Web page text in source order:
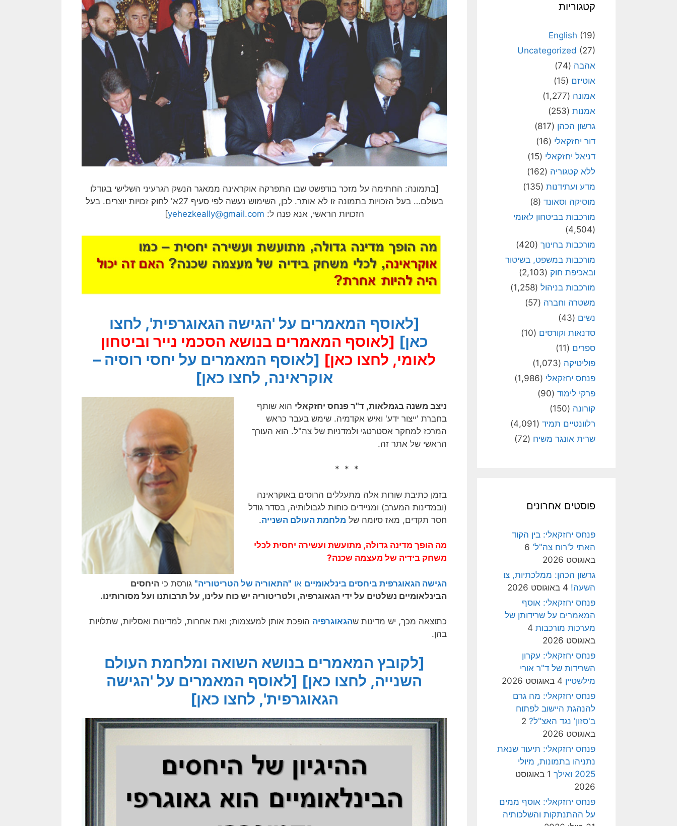
[בתמונה: החתימה על מזכר בודפשט שבו התפרקה אוקראינה ממאגר הנשק הגרעיני השלישי בגודלו
בעולם… בעל הזכויות בתמונה זו לא אותר. לכן, השימוש נעשה לפי סעיף 27א' לחוק זכויות יוצרים. בעל
הזכויות הראשי, אנא פנה ל: yehezkeally@gmail.com
]
[לאוסף המאמרים על 'הגישה הגאוגרפית', לחצו
כאן] [לאוסף המאמרים בנושא הסכמי נייר וביטחון
לאומי, לחצו כאן] [לאוסף המאמרים על יחסי רוסיה –
אוקראינה, לחצו כאן]
ניצב משנה בגמלאות, ד"ר פנחס יחזקאלי הוא שותף
בחברת 'ייצור ידע' ואיש אקדמיה. שימש בעבר כראש
המרכז למחקר אסטרטגי ולמדניות של צה"ל. הוא העורך
הראשי של אתר זה.
* * *
בזמן כתיבת שורות אלה מתעללים הרוסים באוקראינה
(ובמדינות המערב) ומניידים כוחות לגבולותיה, בסדר גודל
חסר תקדים, מאז סיומה של מלחמת העולם השנייה.
מה הופך מדינה גדולה, מתועשת ועשירה יחסית לכלי
משחק בידיה של מעצמה שכנה?
הגישה הגאוגרפית ביחסים בינלאומיים או "התאוריה של הטריטוריה" גורסת כי היחסים
הבינלאומיים נשלטים על ידי הגאוגרפיה, ולטריטוריה יש כוח עלינו, על תרבותנו ועל מסורותינו.
כתוצאה מכך, יש מדינות שהגאוגרפיה הופכת אותן למעצמות; ואת אחרות, למדינות ואסליות, שתלויות
בהן.
[לקובץ המאמרים בנושא השואה ומלחמת העולם
השנייה, לחצו כאן] [לאוסף המאמרים על 'הגישה
הגאוגרפית', לחצו כאן]
קטגוריות
English (19)
Uncategorized (27)
אהבה (74)
אוטיזם (15)
אמונה (1,277)
אמנות (253)
גרשון הכהן (817)
דור יחזקאלי (16)
דניאל יחזקאלי (15)
ללא קטגוריה (162)
מדע ועתידנות (135)
מוסיקה וסאונד (8)
מורכבות בביטחון לאומי
(4,504)
מורכבות בחינוך (420)
מורכבות במשפט, בשיטור
ובאכיפת חוק (2,103)
מורכבות בניהול (1,258)
משטרה וחברה (57)
נשים (43)
סדנאות וקורסים (10)
ספרים (11)
פוליטיקה (1,073)
פנחס יחזקאלי (1,986)
פרקי לימוד (90)
קורונה (150)
רלוונטיים תמיד (4,091)
שרית אונגר משיח (72)
פוסטים אחרונים
פנחס יחזקאלי: בין הקוד
האתי ל'רוח צה"ל' 6
באוגוסט 2026
גרשון הכהן: ממלכתיות, צו
השעה! 4 באוגוסט 2026
פנחס יחזקאלי: אוסף
המאמרים על שרידותן של
מערכות מורכבות 4
באוגוסט 2026
פנחס יחזקאלי: עקרון
השרידות של ד"ר אורי
מילשטיין 4 באוגוסט 2026
פנחס יחזקאלי: מה גרם
להנהגת היישוב לפתוח
ב'סזון' נגד האצ"ל? 2
באוגוסט 2026
פנחס יחזקאלי: תיעוד שנאת
נתניהו בתמונות, מיולי
2025 ואילך
1 באוגוסט
2026
פנחס יחזקאלי: אוסף ממים
על ההתנתקות והשלכותיה